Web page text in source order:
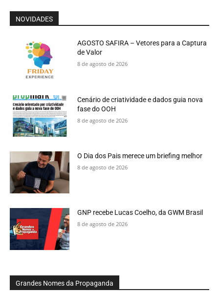
NOVIDADES
AGOSTO SAFIRA – Vetores para a Captura
de Valor
8 de agosto de 2026
Cenário de criatividade e dados guia nova
fase do OOH
8 de agosto de 2026
O Dia dos Pais merece um briefing melhor
8 de agosto de 2026
GNP recebe Lucas Coelho, da GWM Brasil
8 de agosto de 2026
Grandes Nomes da Propaganda